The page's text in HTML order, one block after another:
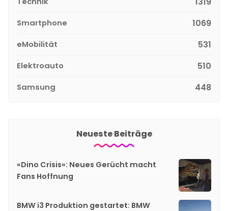
Smartphone 1069
eMobilität 531
Elektroauto 510
Samsung 448
Neueste Beiträge
«Dino Crisis»: Neues Gerücht macht
Fans Hoffnung
BMW i3 Produktion gestartet: BMW